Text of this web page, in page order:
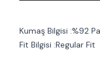
Kumaş Bilgisi :%92
Fit Bilgisi :Regular Fit